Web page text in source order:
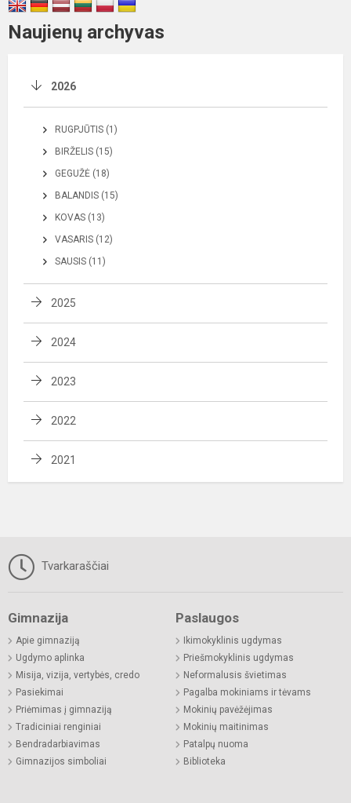
Naujienų archyvas
2026
RUGPJŪTIS (1)
BIRŽELIS (15)
GEGUŽĖ (18)
BALANDIS (15)
KOVAS (13)
VASARIS (12)
SAUSIS (11)
2025
2024
2023
2022
2021
Tvarkaraščiai
Gimnazija
Apie gimnaziją
Ugdymo aplinka
Misija, vizija, vertybės, credo
Pasiekimai
Priėmimas į gimnaziją
Tradiciniai renginiai
Bendradarbiavimas
Gimnazijos simboliai
Paslaugos
Ikimokyklinis ugdymas
Priešmokyklinis ugdymas
Neformalusis švietimas
Pagalba mokiniams ir tėvams
Mokinių pavėžėjimas
Mokinių maitinimas
Patalpų nuoma
Biblioteka